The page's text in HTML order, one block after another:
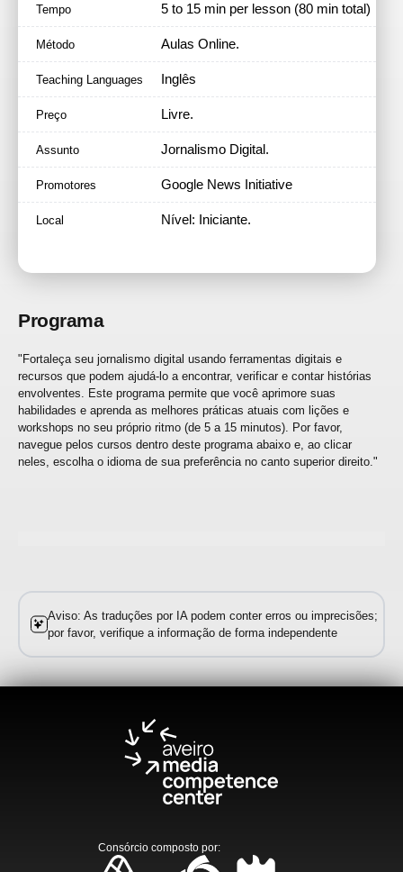
Tempo 5 to 15 min per lesson (80 min total)
Método Aulas Online.
Teaching Languages Inglês
Preço Livre.
Assunto Jornalismo Digital.
Promotores Google News Initiative
Local Nível: Iniciante.
Programa
"Fortaleça seu jornalismo digital usando ferramentas digitais e
recursos que podem ajudá-lo a encontrar, verificar e contar histórias
envolventes. Este programa permite que você aprimore suas
habilidades e aprenda as melhores práticas atuais com lições e
workshops no seu próprio ritmo (de 5 a 15 minutos). Por favor,
navegue pelos cursos dentro deste programa abaixo e, ao clicar
neles, escolha o idioma de sua preferência no canto superior direito."
Aviso: As traduções por IA podem conter erros ou imprecisões;
por favor, verifique a informação de forma independente
Consórcio composto por: